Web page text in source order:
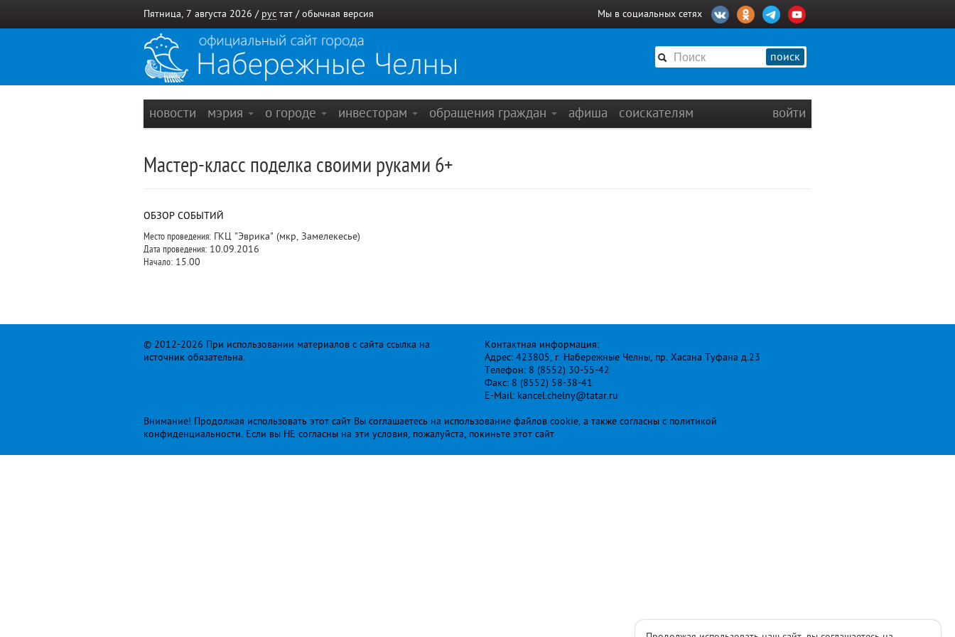
Пятница, 7 августа 2026 / рус тат / обычная версия Мы в социальных сетях
поиск
новости мэрия о городе инвесторам обращения граждан афиша соискателям войти
Мастер-класс поделка своими руками 6+
ОБЗОР СОБЫТИЙ
Место проведения: ГКЦ "Эврика" (мкр, Замелекесье)
Дата проведения: 10.09.2016
Начало: 15.00
© 2012-2026 При использовании материалов с сайта ссылка на
источник обязательна.
Контактная информация:
Адрес: 423805, г. Набережные Челны, пр. Хасана Туфана д.23
Телефон: 8 (8552) 30-55-42
Факс: 8 (8552) 58-38-41
E-Mail: kancel.chelny@tatar.ru
Внимание! Продолжая использовать этот сайт Вы соглашаетесь на использование файлов cookie, а также согласны с политикой
конфиденциальности. Если вы НЕ согласны на эти условия, пожалуйста, покиньте этот сайт